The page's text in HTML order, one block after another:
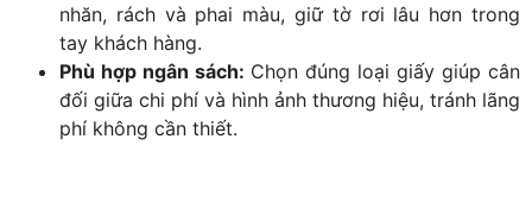
nhăn, rách và phai màu, giữ tờ rơi lâu hơn trong
tay khách hàng.
Phù hợp ngân sách: Chọn đúng loại giấy giúp cân
đối giữa chi phí và hình ảnh thương hiệu, tránh lãng
phí không cần thiết.